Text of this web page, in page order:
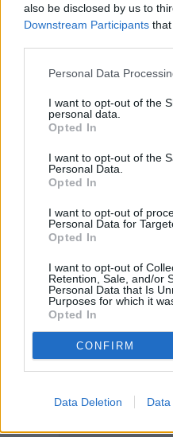
also be disclosed by us to
Downstream Participants
Personal Data
I want to opt-out of the
personal data.
Opted In
I want to opt-out of the
Personal Data.
Opted In
I want to opt-out of
Personal Data for
Opted In
I want to opt-out of
Retention, Sale, and/or
Personal Data that Is
Purposes for which it
Opted In
CONFIRM
Data Deletion Data
δραστηριοτήτων της, η
ότι ήδη επεξεργάζεται
θυγατρικής, της Optima
Optima leasing η
περισσότερο τις λύσεις
σχέδιο.